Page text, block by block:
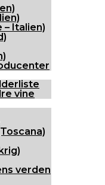
– Italien)
vine
verden